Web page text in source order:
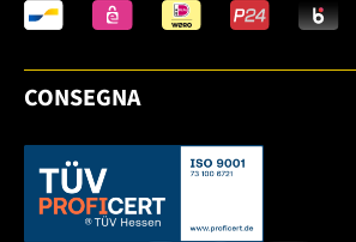
CONSEGNA
Dieser Link öffnet sich in einem neuen Tab.